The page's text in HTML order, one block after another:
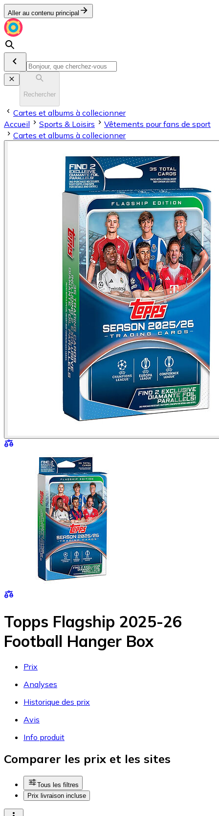
Aller au contenu principal
Rechercher
Cartes et albums à collecionner
Accueil
Sports & Loisirs
Vêtements pour fans de sport
Cartes et albums à collecionner
Topps Flagship 2025-26
Football Hanger Box
Prix
Analyses
Historique des prix
Avis
Info produit
Comparer les prix et les sites
Tous les filtres
Prix livraison incluse